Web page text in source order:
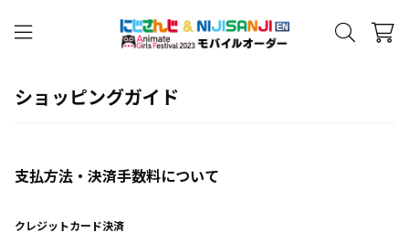
ショッピングガイド
支払方法・決済手数料について
クレジットカード決済